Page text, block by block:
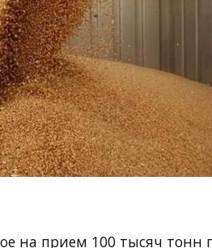
на прием 100 тысяч